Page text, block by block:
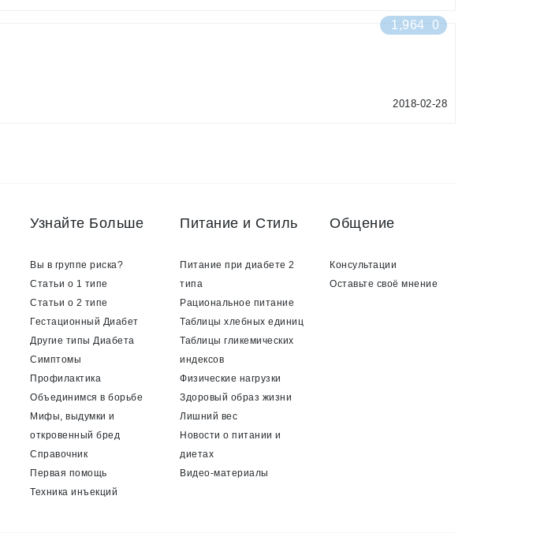
1,964 0
2018-02-28
Узнайте Больше
Вы в группе риска?
Статьи о 1 типе
Статьи о 2 типе
Гестационный Диабет
Другие типы Диабета
Симптомы
Профилактика
Объединимся в борьбе
Мифы, выдумки и
откровенный бред
Справочник
Первая помощь
Техника инъекций
Питание и Стиль
Питание при диабете 2
типа
Рациональное питание
Таблицы хлебных единиц
Таблицы гликемических
индексов
Физические нагрузки
Здоровый образ жизни
Лишний вес
Новости о питании и
диетах
Видео-материалы
Общение
Консультации
Оставьте своё мнение